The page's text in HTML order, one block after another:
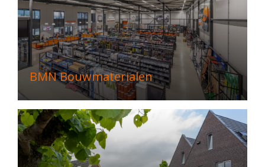
BMN Bouwmaterialen